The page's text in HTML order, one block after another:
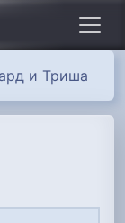
и Триша